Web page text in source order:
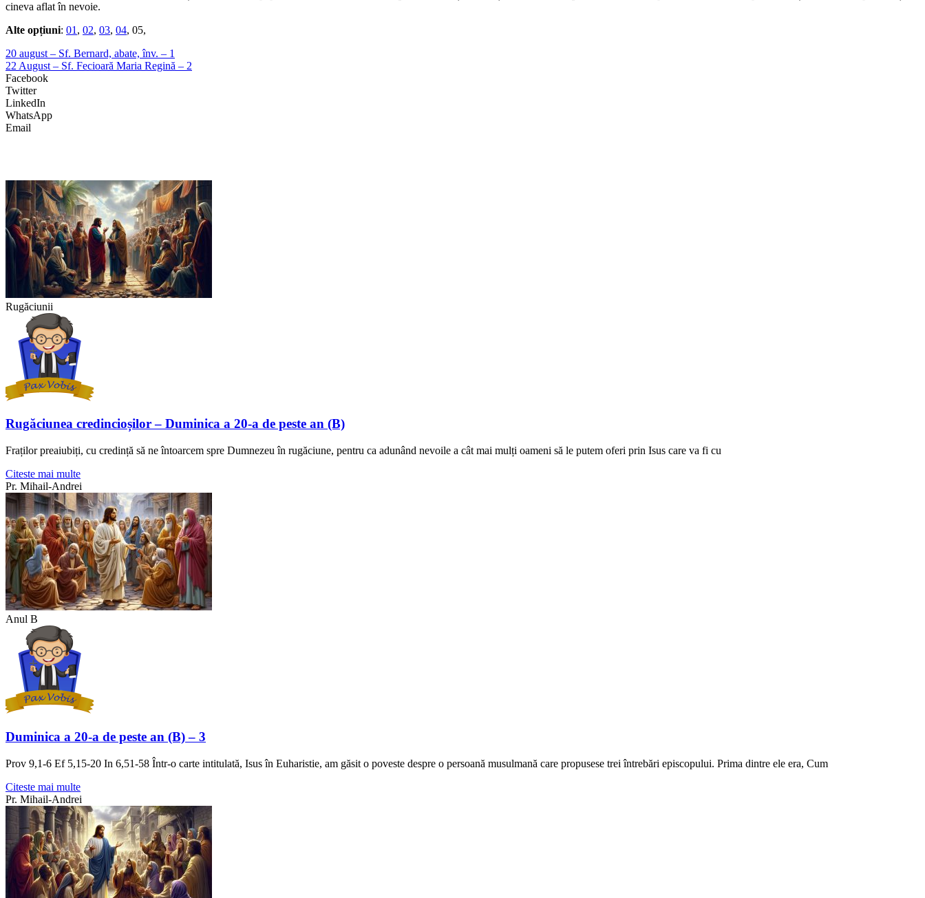
cineva aflat în nevoie.
Alte opțiuni: 01 , 02, 03, 04, 05,
20 august – Sf. Bernard, abate, înv. – 1
22 August – Sf. Fecioară Maria Regină – 2
Facebook
Twitter
LinkedIn
WhatsApp
Email
Rugăciunii
Rugăciunea credincioșilor – Duminica a 20-a de peste an (B)
Fraților preaiubiți, cu credință să ne întoarcem spre Dumnezeu în rugăciune, pentru ca adunând nevoile a cât mai mulți oameni să le putem oferi prin Isus care va fi cu
Citeste mai multe
Pr. Mihail-Andrei
Anul B
Duminica a 20-a de peste an (B) – 3
Prov 9,1-6 Ef 5,15-20 In 6,51-58 Într-o carte intitulată, Isus în Euharistie, am găsit o poveste despre o persoană musulmană care propusese trei întrebări episcopului. Prima dintre ele era, Cum
Citeste mai multe
Pr. Mihail-Andrei